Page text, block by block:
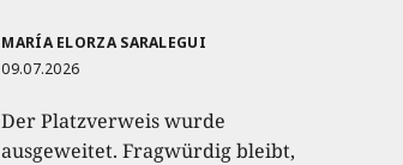
MARÍA ELORZA SARALEGUI
09.07.2026
Der Platzverweis wurde
ausgeweitet. Fragwürdig bleibt,